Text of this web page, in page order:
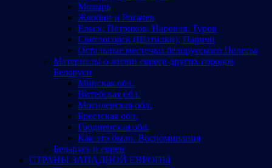
Мозырь
Жлобин и Рогачев
Ельск, Петриков, Наровля, Туров
Светлогорск (Шатилки), Паричи
Остальные местечки белорусского Полесья
Материалы о жизни евреев других городов
Беларуси
Минская обл.
Витебская обл.
Могилевская обл.
Брестская обл.
Гродненская обл.
Как это было. Воспоминания
Беларусь и евреи
СТРАНЫ ЗАПАДНОЙ ЕВРОПЫ